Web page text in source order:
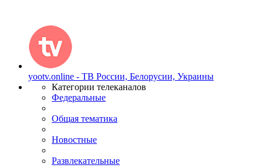
yootv.online - ТВ России, Белорусии, Украины
Категории телеканалов
Федеральные
Общая тематика
Новостные
Развлекательные